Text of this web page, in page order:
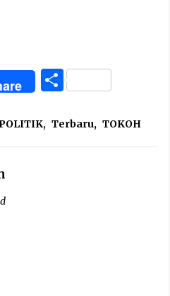
Share
POLITIK, Terbaru, TOKOH